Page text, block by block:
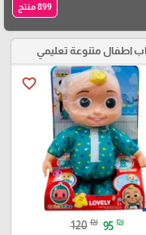
899 منتج
اطفال متنوعة تعليمي
favorite_border
120 ₪ 95 ₪